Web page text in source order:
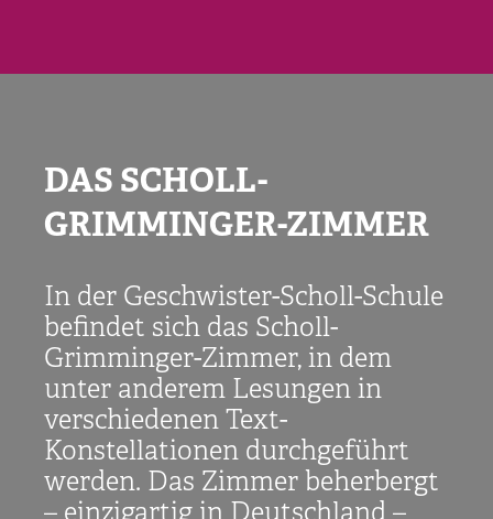
DAS SCHOLL-
GRIMMINGER-ZIMMER
In der Geschwister-Scholl-Schule
befindet sich das Scholl-
Grimminger-Zimmer, in dem
unter anderem Lesungen in
verschiedenen Text-
Konstellationen durchgeführt
werden. Das Zimmer beherbergt